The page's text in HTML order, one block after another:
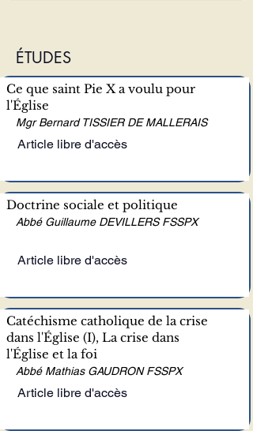
ÉTUDES
Ce que saint Pie X a voulu pour
l'Église
Mgr Bernard TISSIER DE MALLERAIS
Article libre d'accès
Doctrine sociale et politique
Abbé Guillaume DEVILLERS FSSPX
Article libre d'accès
Catéchisme catholique de la crise
dans l'Église (I), La crise dans
l'Église et la foi
Abbé Mathias GAUDRON FSSPX
Article libre d'accès